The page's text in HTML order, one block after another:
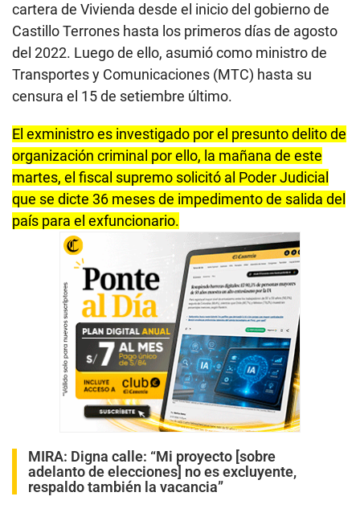
cartera de Vivienda desde el inicio del gobierno de
Castillo Terrones hasta los primeros días de agosto
del 2022. Luego de ello, asumió como ministro de
Transportes y Comunicaciones (MTC) hasta su
censura el 15 de setiembre último.
El exministro es investigado por el presunto delito de
organización criminal por ello, la mañana de este
martes, el fiscal supremo solicitó al Poder Judicial
que se dicte 36 meses de impedimento de salida del
país para el exfuncionario.
MIRA: Digna calle: “Mi proyecto [sobre
adelanto de elecciones] no es excluyente,
respaldo también la vacancia”